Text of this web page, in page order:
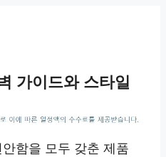
가이드와 스타일
함을 모두 갖춘 제품